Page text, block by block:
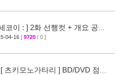
코이 : ] 2화 선행컷 + 개요 공
04-16 [ 9720 / 0 ]
[ 츠키모노가타리 ] BD/DVD 점포